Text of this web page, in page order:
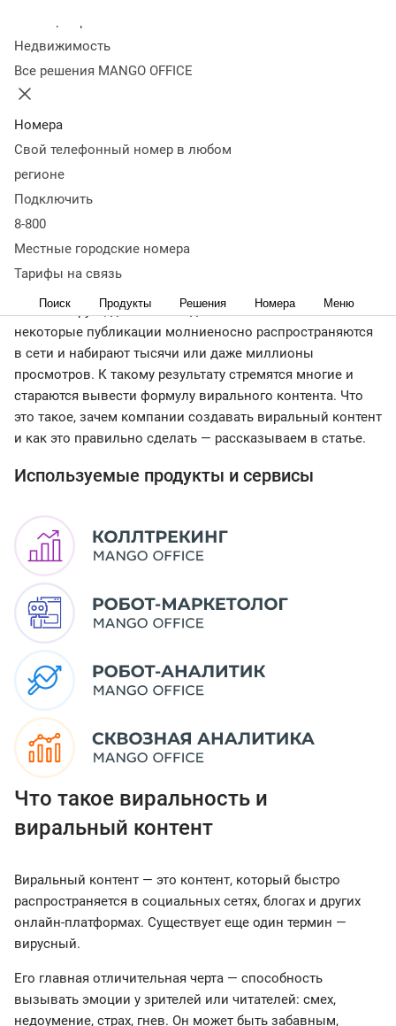
Недвижимость
Все решения MANGO OFFICE
Номера
Свой телефонный номер в любом
регионе
Подключить
8-800
Местные городские номера
Тарифы на связь
Поиск Продукты Решения Номера Меню
Оглавление
Что такое виральность и виральный контент
компании создавать виральный контент
контента могут стать виральными
вирального контента
Как распознать виральный
вирального контента
виральность
Согласно ежегодному отчету Global Digital 2023, в мире
насчитывается более 5,16 миллиарда интернет-
пользователей. Каждый из них или публикует контент,
комментирует, делится с подписчиками. Но лишь
некоторые публикации молниеносно распространяются
в сети и набирают тысячи или даже миллионы
просмотров. К такому результату стремятся многие и
стараются вывести формулу вирального контента. Что
это такое, зачем компании создавать виральный контент
и как это правильно сделать — рассказываем в статье.
Используемые продукты и сервисы
Что такое виральность и
виральный контент
Виральный контент — это контент, который быстро
распространяется в социальных сетях, блогах и других
онлайн-платформах. Существует еще один термин —
вирусный.
Его главная отличительная черта — способность
вызывать эмоции у зрителей или читателей: смех,
недоумение, страх, гнев. Он может быть забавным,